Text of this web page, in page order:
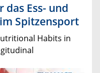
das Ess- und
Spitzensport
Habits in